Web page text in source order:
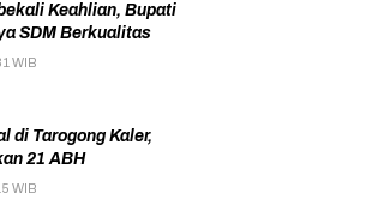
Keahlian, Bupati
SDM Berkualitas
WIB
di Tarogong Kaler,
21 ABH
WIB